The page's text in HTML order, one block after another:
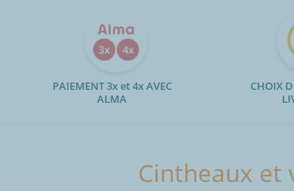
PAIEMENT 3x et 4x AVEC
ALMA
CHOIX
Cintheaux et